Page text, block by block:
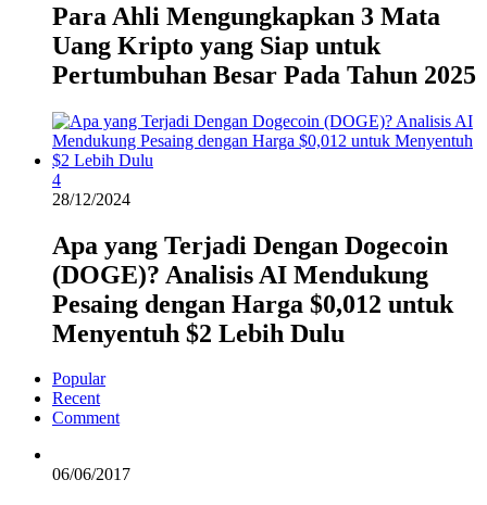
Para Ahli Mengungkapkan 3 Mata
Uang Kripto yang Siap untuk
Pertumbuhan Besar Pada Tahun 2025
4
28/12/2024
Apa yang Terjadi Dengan Dogecoin
(DOGE)? Analisis AI Mendukung
Pesaing dengan Harga $0,012 untuk
Menyentuh $2 Lebih Dulu
Popular
Recent
Comment
06/06/2017